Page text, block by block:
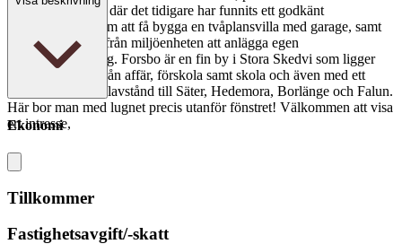
Fint belägen tomt där det tidigare har funnits ett godkänt
förhandsbesked om att få bygga en tvåplansvilla med garage, samt
med möjligheten från miljöenheten att anlägga egen
avloppsanläggning. Forsbo är en fin by i Stora Skedvi som ligger
några kilometer från affär, förskola samt skola och även med ett
bekvämligt pendelavstånd till Säter, Hedemora, Borlänge och Falun.
Här bor man med lugnet precis utanför fönstret! Välkommen att visa
ert intresse,
Ekonomi
Tillkommer
Fastighetsavgift/-skatt